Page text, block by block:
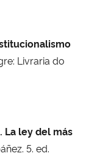
Livraria do
La ley del más
5. ed.